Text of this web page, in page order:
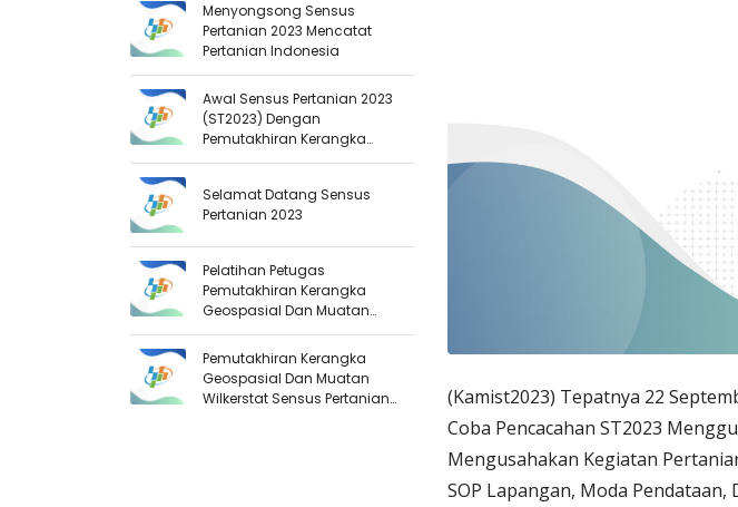
Menyongsong Sensus
Pertanian 2023 Mencatat
Pertanian Indonesia
Awal Sensus Pertanian 2023
(ST2023) Dengan
Pemutakhiran Kerangka
Geospasial Dan Muatan
Selamat Datang Sensus
Pertanian 2023
Pelatihan Petugas
Pemutakhiran Kerangka
Geospasial Dan Muatan
Wilkerstat Sensus Pertanian
2023 Gel.2
Pemutakhiran Kerangka
Geospasial Dan Muatan
Wilkerstat Sensus Pertanian
(Kamist2023) Tepatnya 22
Coba Pencacahan ST2023
Mengusahakan Kegiatan
SOP Lapangan, Moda